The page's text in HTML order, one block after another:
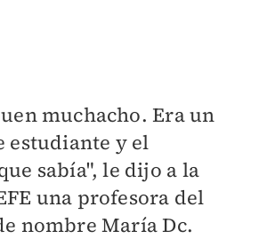
muchacho. Era un
estudiante y el
sabía", le dijo a la
una profesora del
nombre María Dc.